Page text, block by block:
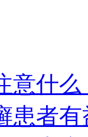
意什么​
患者有